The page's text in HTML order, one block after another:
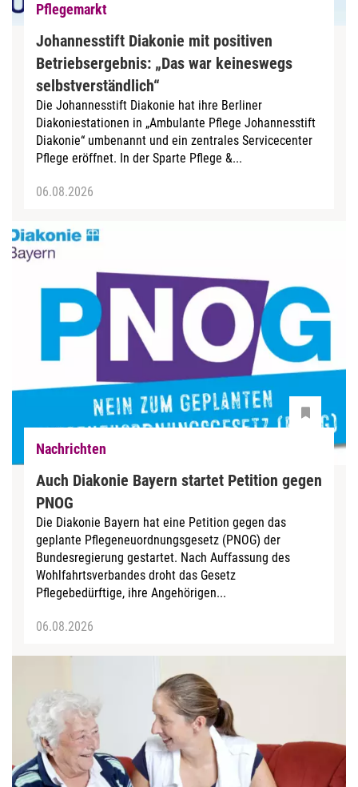
Pflegemarkt
Johannesstift Diakonie mit positiven
Betriebsergebnis: „Das war keineswegs
selbstverständlich“
Die Johannesstift Diakonie hat ihre Berliner
Diakoniestationen in „Ambulante Pflege Johannesstift
Diakonie“ umbenannt und ein zentrales Servicecenter
Pflege eröffnet. In der Sparte Pflege &...
06.08.2026
Nachrichten
Auch Diakonie Bayern startet Petition gegen
PNOG
Die Diakonie Bayern hat eine Petition gegen das
geplante Pflegeneuordnungsgesetz (PNOG) der
Bundesregierung gestartet. Nach Auffassung des
Wohlfahrtsverbandes droht das Gesetz
Pflegebedürftige, ihre Angehörigen...
06.08.2026